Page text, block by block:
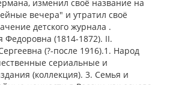
изменил своё название на
вечера" и утратил своё
детского журнала .
Федоровна (1814-1872). II.
(?-после 1916).1. Народ
сериальные и
(коллекция). 3. Семья и